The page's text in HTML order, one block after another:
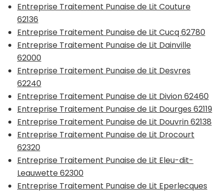
Entreprise Traitement Punaise de Lit Couture
62136
Entreprise Traitement Punaise de Lit Cucq 62780
Entreprise Traitement Punaise de Lit Dainville
62000
Entreprise Traitement Punaise de Lit Desvres
62240
Entreprise Traitement Punaise de Lit Divion 62460
Entreprise Traitement Punaise de Lit Dourges 62119
Entreprise Traitement Punaise de Lit Douvrin 62138
Entreprise Traitement Punaise de Lit Drocourt
62320
Entreprise Traitement Punaise de Lit Eleu-dit-
Leauwette 62300
Entreprise Traitement Punaise de Lit Eperlecques